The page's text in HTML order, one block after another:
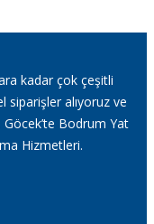
kadar çok çeşitli
siparişler alıyoruz ve
Göcek’te Bodrum Yat
Hizmetleri.